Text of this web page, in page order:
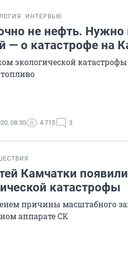
ИНТЕРВЬЮ
не нефть. Нужно
— о катастрофе на
экологической
08:30 4 715 3
Камчатки
катастрофы
причины масштабного
аппарате СК